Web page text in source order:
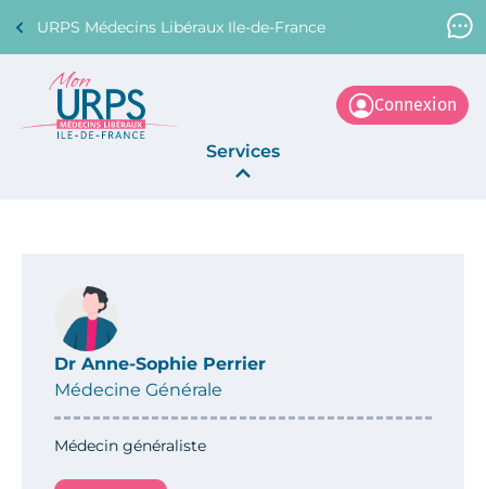
URPS Médecins Libéraux Ile-de-France
Support Médecin
01 45 45 45 45
Services
Connexion
Dr Anne-Sophie Perrier
Médecine Générale
Médecin généraliste